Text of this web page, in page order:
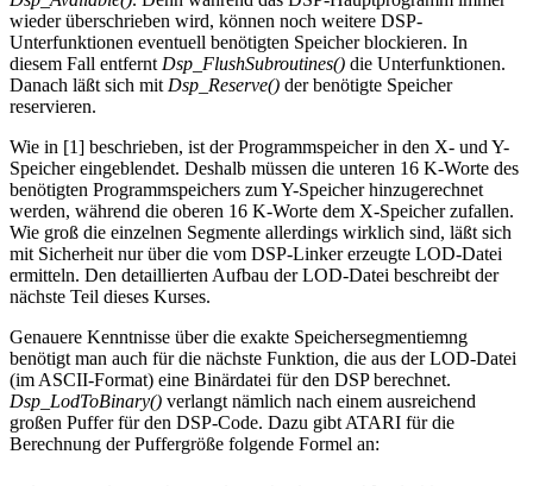
wieder überschrieben wird, können noch weitere DSP-
Unterfunktionen eventuell benötigten Speicher blockieren. In
diesem Fall entfernt Dsp_FlushSubroutines() die Unterfunktionen.
Danach läßt sich mit Dsp_Reserve() der benötigte Speicher
reservieren.
Wie in [1] beschrieben, ist der Programmspeicher in den X- und Y-
Speicher eingeblendet. Deshalb müssen die unteren 16 K-Worte des
benötigten Programmspeichers zum Y-Speicher hinzugerechnet
werden, während die oberen 16 K-Worte dem X-Speicher zufallen.
Wie groß die einzelnen Segmente allerdings wirklich sind, läßt sich
mit Sicherheit nur über die vom DSP-Linker erzeugte LOD-Datei
ermitteln. Den detaillierten Aufbau der LOD-Datei beschreibt der
nächste Teil dieses Kurses.
Genauere Kenntnisse über die exakte Speichersegmentiemng
benötigt man auch für die nächste Funktion, die aus der LOD-Datei
(im ASCII-Format) eine Binärdatei für den DSP berechnet.
Dsp_LodToBinary() verlangt nämlich nach einem ausreichend
großen Puffer für den DSP-Code. Dazu gibt ATARI für die
Berechnung der Puffergröße folgende Formel an: